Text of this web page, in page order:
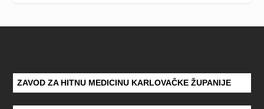
ZAVOD ZA HITNU MEDICINU KARLOVAČKE ŽUPANIJE